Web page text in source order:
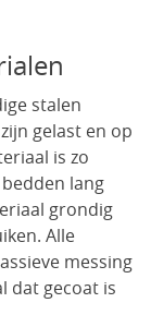
stalen
gelast en op
is zo
lang
grondig
Alle
messing
dat gecoat is